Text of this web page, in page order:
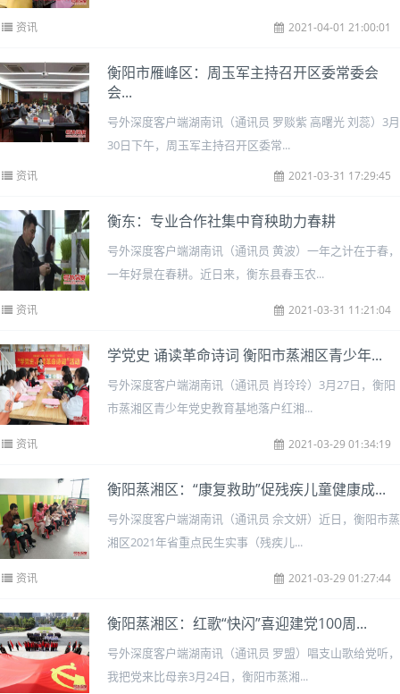
资讯 2021-04-01 21:00:01
衡阳市雁峰区：周玉军主持召开区委常委会
会...
号外深度客户端湖南讯（通讯员 罗赕紫 高曙光 刘蕊）3月
30日下午，周玉军主持召开区委常...
资讯 2021-03-31 17:29:45
衡东：专业合作社集中育秧助力春耕
号外深度客户端湖南讯（通讯员 黄波）一年之计在于春，
一年好景在春耕。近日来，衡东县春玉农...
资讯 2021-03-31 11:21:04
学党史 诵读革命诗词 衡阳市蒸湘区青少年...
号外深度客户端湖南讯（通讯员 肖玲玲）3月27日，衡阳
市蒸湘区青少年党史教育基地落户红湘...
资讯 2021-03-29 01:34:19
衡阳蒸湘区：“康复救助”促残疾儿童健康成...
号外深度客户端湖南讯（通讯员 佘文妍）近日，衡阳市蒸
湘区2021年省重点民生实事（残疾儿...
资讯 2021-03-29 01:27:44
衡阳蒸湘区：红歌“快闪”喜迎建党100周...
号外深度客户端湖南讯（通讯员 罗盟）唱支山歌给党听，
我把党来比母亲3月24日，衡阳市蒸湘...